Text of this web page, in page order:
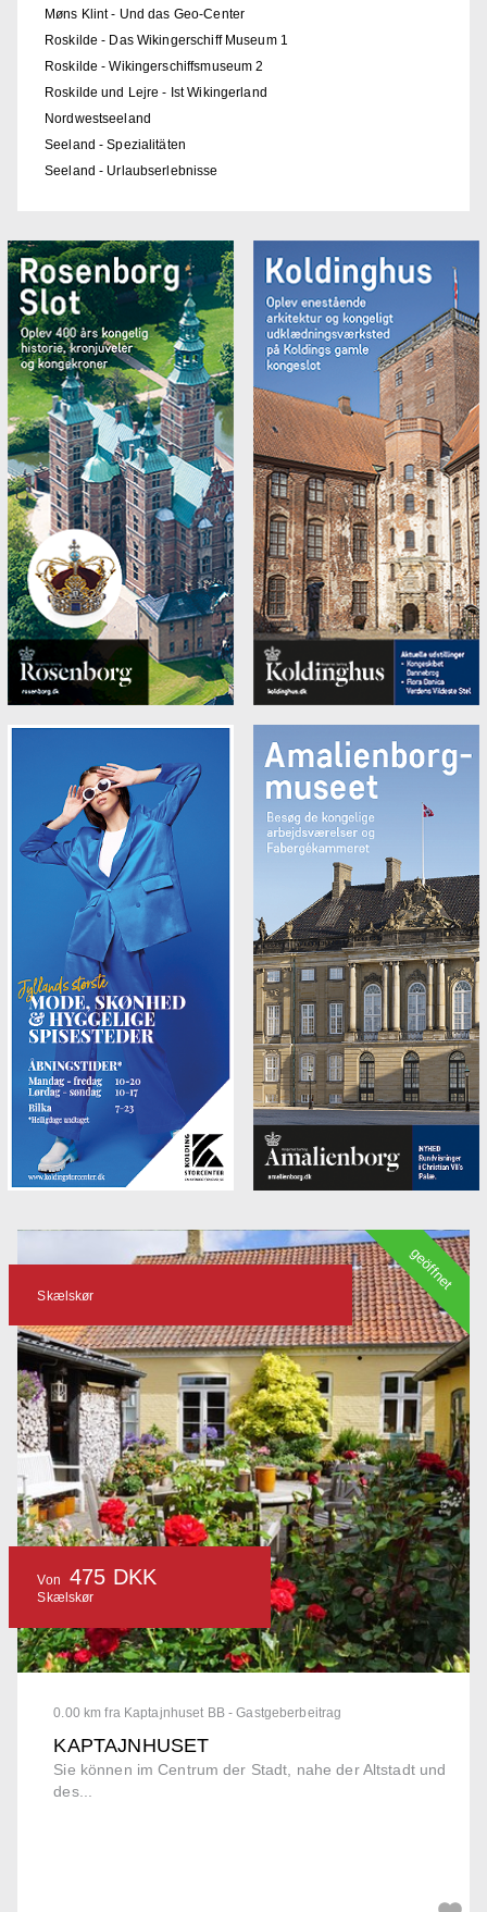
Møns Klint - Und das Geo-Center
Roskilde - Das Wikingerschiff Museum 1
Roskilde - Wikingerschiffsmuseum 2
Roskilde und Lejre - Ist Wikingerland
Nordwestseeland
Seeland - Spezialitäten
Seeland - Urlaubserlebnisse
0.00 km fra Kaptajnhuset BB - Gastgeberbeitrag
KAPTAJNHUSET
Sie können im Centrum der Stadt, nahe der Altstadt und
des...
Skælskør
Von 475 DKK
Skælskør
geöffnet